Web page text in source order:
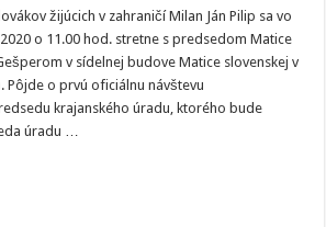
predseda
pre
Slovákov
žijúcich
v
zahraničí
navštívi
žijúcich v zahraničí Milan Ján Pilip sa vo
o 11.00 hod. stretne s predsedom Matice
v sídelnej budove Matice slovenskej v
Pôjde o prvú oficiálnu návštevu
krajanského úradu, ktorého bude
úradu …